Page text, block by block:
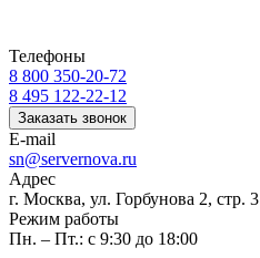
Телефоны
8 800 350-20-72
8 495 122-22-12
Заказать звонок
E-mail
sn@servernova.ru
Адрес
г. Москва, ул. Горбунова 2, стр. 3
Режим работы
Пн. – Пт.: с 9:30 до 18:00